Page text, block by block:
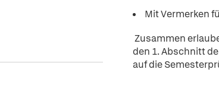
Mit Vermerken
Zusammen
den 1. Abschnitt
auf die